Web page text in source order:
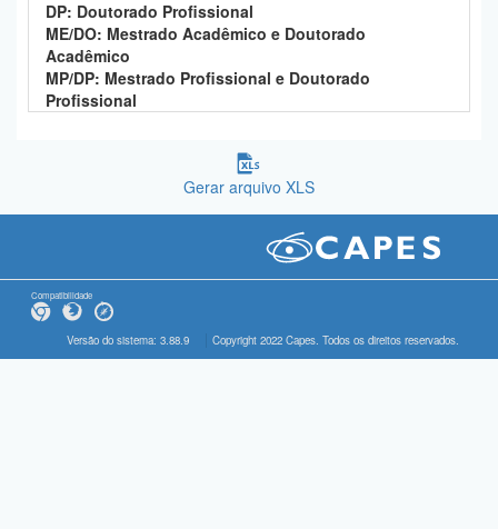
DP: Doutorado Profissional
ME/DO: Mestrado Acadêmico e Doutorado
Acadêmico
MP/DP: Mestrado Profissional e Doutorado
Profissional
Gerar arquivo XLS
Compatibilidade
Versão do sistema: 3.88.9 Copyright 2022 Capes. Todos os direitos reservados.